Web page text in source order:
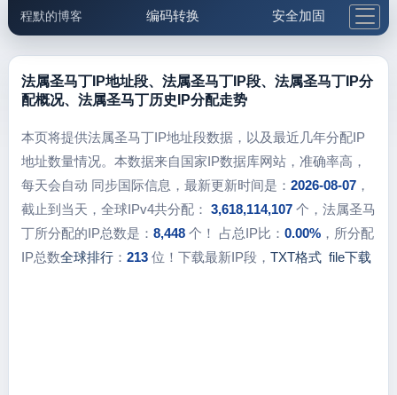
程默的博客 编码转换 安全加固
邮件工具 生活便民 更多工具
5.1支付宝大红包
法属圣马丁IP地址段、法属圣马丁IP段、法属圣马丁IP分
配概况、法属圣马丁历史IP分配走势
本页将提供法属圣马丁IP地址段数据，以及最近几年分配IP
地址数量情况。本数据来自国家IP数据库网站，准确率高，
每天会自动 同步国际信息，最新更新时间是： 2026-08-07，
截止到当天，全球IPv4共分配： 3,618,114,107个，法属圣马
丁所分配的IP总数是： 8,448个！ 占总IP比： 0.00%，所分配
IP总数全球排行： 213位！下载最新IP段， TXT格式 file下载